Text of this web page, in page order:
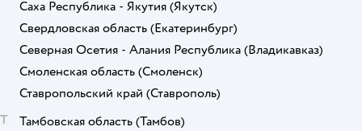
Саха Республика - Якутия (Якутск)
Свердловская область (Екатеринбург)
Северная Осетия - Алания Республика (Владикавказ)
Смоленская область (Смоленск)
Ставропольский край (Ставрополь)
Т
Тамбовская область (Тамбов)